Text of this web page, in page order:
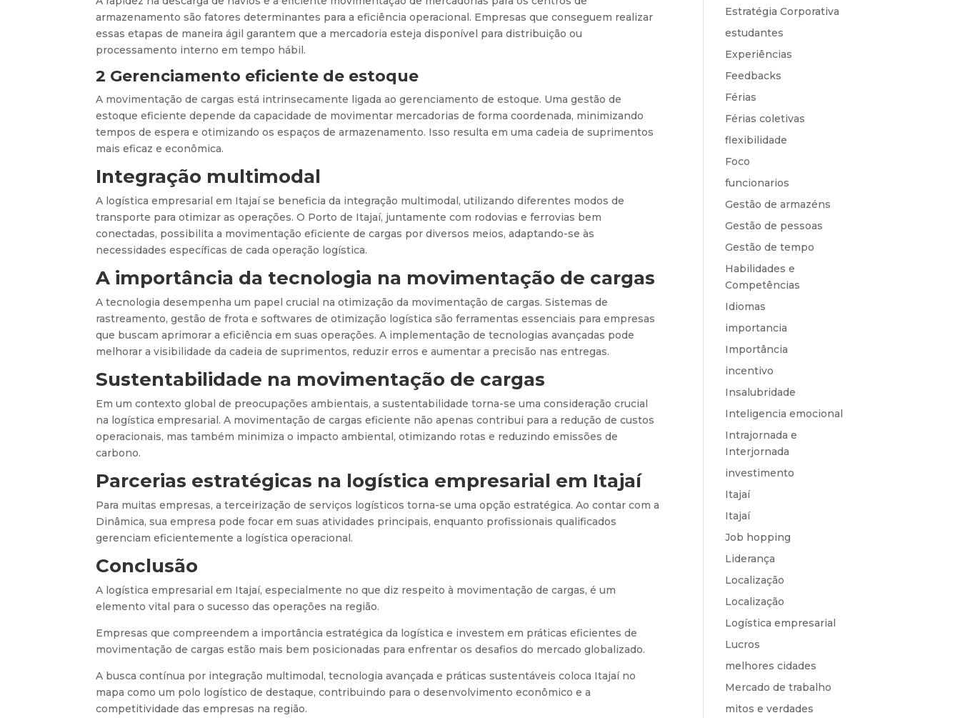
armazenamento são fatores determinantes para a eficiência operacional. Empresas que conseguem realizar
essas etapas de maneira ágil garantem que a mercadoria esteja disponível para distribuição ou
processamento interno em tempo hábil.
2 Gerenciamento eficiente de estoque
A movimentação de cargas está intrinsecamente ligada ao gerenciamento de estoque. Uma gestão de
estoque eficiente depende da capacidade de movimentar mercadorias de forma coordenada, minimizando
tempos de espera e otimizando os espaços de armazenamento. Isso resulta em uma cadeia de suprimentos
mais eficaz e econômica.
Integração multimodal
A logística empresarial em Itajaí se beneficia da integração multimodal, utilizando diferentes modos de
transporte para otimizar as operações. O Porto de Itajaí, juntamente com rodovias e ferrovias bem
conectadas, possibilita a movimentação eficiente de cargas por diversos meios, adaptando-se às
necessidades específicas de cada operação logística.
A importância da tecnologia na movimentação de cargas
A tecnologia desempenha um papel crucial na otimização da movimentação de cargas. Sistemas de
rastreamento, gestão de frota e softwares de otimização logística são ferramentas essenciais para empresas
que buscam aprimorar a eficiência em suas operações. A implementação de tecnologias avançadas pode
melhorar a visibilidade da cadeia de suprimentos, reduzir erros e aumentar a precisão nas entregas.
Sustentabilidade na movimentação de cargas
Em um contexto global de preocupações ambientais, a sustentabilidade torna-se uma consideração crucial
na logística empresarial. A movimentação de cargas eficiente não apenas contribui para a redução de custos
operacionais, mas também minimiza o impacto ambiental, otimizando rotas e reduzindo emissões de
carbono.
Parcerias estratégicas na logística empresarial em Itajaí
Para muitas empresas, a terceirização de serviços logísticos torna-se uma opção estratégica. Ao contar com a
Dinâmica, sua empresa pode focar em suas atividades principais, enquanto profissionais qualificados
gerenciam eficientemente a logística operacional.
Conclusão
A logística empresarial em Itajaí, especialmente no que diz respeito à movimentação de cargas, é um
elemento vital para o sucesso das operações na região.
Empresas que compreendem a importância estratégica da logística e investem em práticas eficientes de
movimentação de cargas estão mais bem posicionadas para enfrentar os desafios do mercado globalizado.
A busca contínua por integração multimodal, tecnologia avançada e práticas sustentáveis coloca Itajaí no
mapa como um polo logístico de destaque, contribuindo para o desenvolvimento econômico e a
competitividade das empresas na região.
Estratégia Corporativa
estudantes
Experiências
Feedbacks
Férias
Férias coletivas
flexibilidade
Foco
funcionarios
Gestão de armazéns
Gestão de pessoas
Gestão de tempo
Habilidades e
Competências
Idiomas
importancia
Importância
incentivo
Insalubridade
Inteligencia emocional
Intrajornada e
Interjornada
investimento
Itajaí
Itajaí
Job hopping
Liderança
Localização
Localização
Logística empresarial
Lucros
melhores cidades
Mercado de trabalho
mitos e verdades